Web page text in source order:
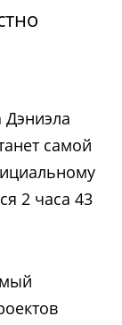
Дэниэла
самой
2 часа 43